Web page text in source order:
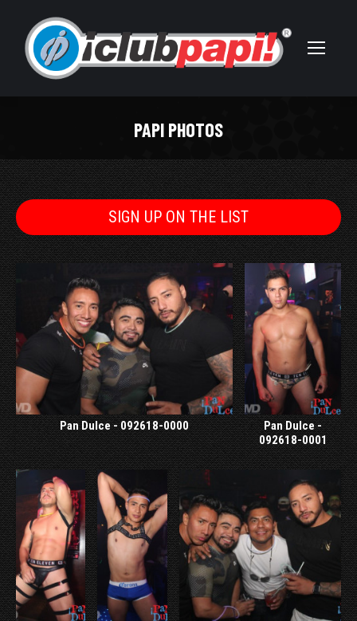
PAPI PHOTOS
SIGN UP ON THE LIST
Pan Dulce - 092618-0000
Pan Dulce -
092618-0001